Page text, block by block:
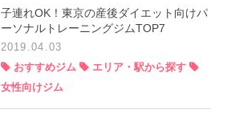
子連れOK！東京の産後ダイエット向けパ
ーソナルトレーニングジムTOP7
2019.04.03
おすすめジム
エリア・駅から探す
女性向けジム